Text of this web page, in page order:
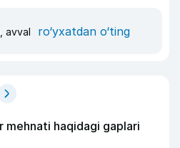
avval ro‘yxatdan o‘ting
mehnati haqidagi gaplari